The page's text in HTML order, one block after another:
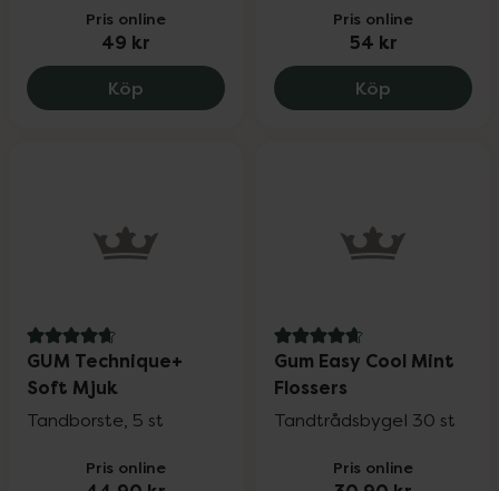
Pris online
49 kr
Köp GUM Pro Sensitive, 49 kr.
Pris online
54 kr
Köp GUM
4.8 av 5 i omdöme
GUM Technique+
Soft Mjuk
Tandborste, 5 st
Pris online
4.7 av 5 i omdöme
Gum Easy Cool Mint
Flossers
Tandtrådsbygel 30 st
Pris online